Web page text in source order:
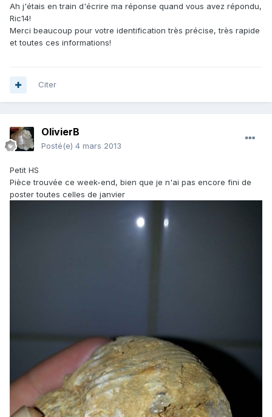
Ah j'étais en train d'écrire ma réponse quand vous avez répondu,
Ric14!
Merci beaucoup pour votre identification très précise, très rapide
et toutes ces informations!
Citer
OlivierB
Posté(e) 4 mars 2013
Petit HS
Pièce trouvée ce week-end, bien que je n'ai pas encore fini de
poster toutes celles de janvier